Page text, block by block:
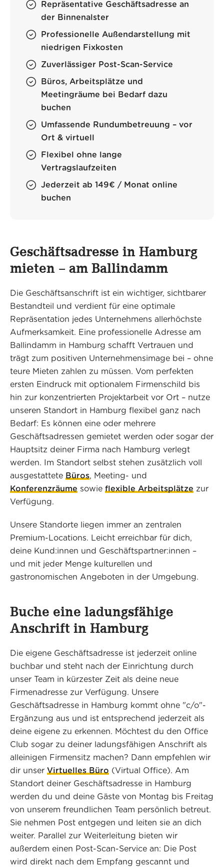
Repräsentative Geschäftsadresse an
der Binnenalster
Professionelle Außendarstellung mit
niedrigen Fixkosten
Zuverlässiger Post-Scan-Service
Büros, Arbeitsplätze und
Meetingräume bei Bedarf dazu
buchen
Umfassende Rundumbetreuung – vor
Ort & virtuell
Flexibel ohne lange
Vertragslaufzeiten
Jederzeit ab 149€ / Monat online
buchen
Geschäftsadresse in Hamburg
mieten – am Ballindamm
Die Geschäftsanschrift ist ein wichtiger, sichtbarer
Bestandteil und verdient für eine optimale
Repräsentation jedes Unternehmens allerhöchste
Aufmerksamkeit. Eine professionelle Adresse am
Ballindamm in Hamburg schafft Vertrauen und
trägt zum positiven Unternehmensimage bei – ohne
teure Mieten zahlen zu müssen. Vom perfekten
ersten Eindruck mit optionalem Firmenschild bis
hin zur konzentrierten Projektarbeit vor Ort – nutze
unseren Standort in Hamburg flexibel ganz nach
Bedarf: Es können eine oder mehrere
Geschäftsadressen gemietet werden oder sogar der
Hauptsitz deiner Firma nach Hamburg verlegt
werden. Im Standort selbst stehen zusätzlich voll
ausgestattete Büros, Meeting- und
Konferenzräume sowie flexible Arbeitsplätze zur
Verfügung.
Unsere Standorte liegen immer an zentralen
Premium-Locations. Leicht erreichbar für dich,
deine Kund:innen und Geschäftspartner:innen –
und mit jeder Menge kulturellen und
gastronomischen Angeboten in der Umgebung.
Buche eine ladungsfähige
Anschrift in Hamburg
Die eigene Geschäftsadresse ist jederzeit online
buchbar und steht nach der Einrichtung durch
unser Team in kürzester Zeit als deine neue
Firmenadresse zur Verfügung. Unsere
Geschäftsadresse in Hamburg kommt ohne "c/o"-
Ergänzung aus und ist entsprechend jederzeit als
deine eigene zu erkennen. Möchtest du den Office
Club sogar zu deiner ladungsfähigen Anschrift als
alleinigen Firmensitz machen? Dann empfehlen wir
dir unser Virtuelles Büro (Virtual Office). Am
Standort deiner Geschäftsadresse in Hamburg
werden du und deine Gäste von Montag bis Freitag
von unserem freundlichen Team persönlich betreut.
Sie nehmen Post entgegen und leiten sie an dich
weiter. Parallel zur Weiterleitung bieten wir
außerdem einen Post-Scan-Service an: Die Post
wird direkt nach dem Empfang gescannt und